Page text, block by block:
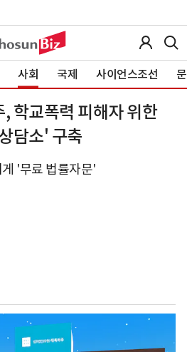
사회 국제 사이언스조선
학교폭력 피해자 위한
담소' 구축
'무료 법률자문'